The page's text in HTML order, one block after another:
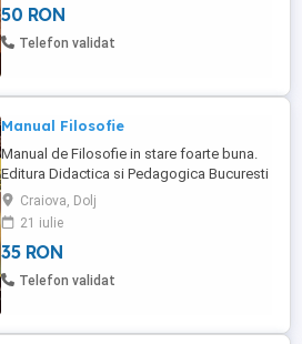
50 RON
Telefon validat
Manual Filosofie
Manual de Filosofie in stare foarte buna.
Editura Didactica si Pedagogica Bucuresti
1996. Nu trimit in tara decat cu plata in
avans in cont si doar prin Posta Romana.
Pret fix 35 lei.
Craiova, Dolj
21 iulie
35 RON
Telefon validat